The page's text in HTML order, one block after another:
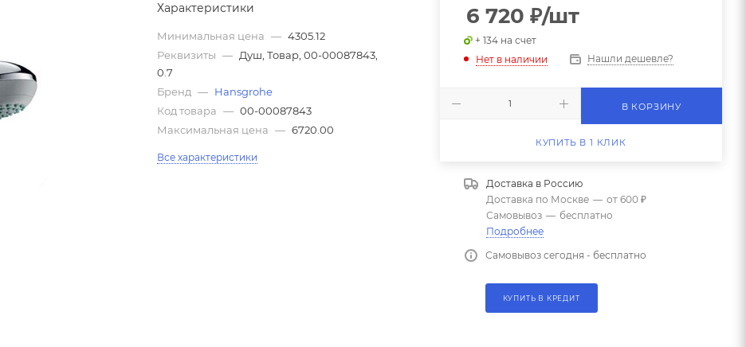
Характеристики
Минимальная цена — 4305.12
Реквизиты — Душ, Товар, 00-00087843,
0.7
Бренд — Hansgrohe
Код товара — 00-00087843
Максимальная цена — 6720.00
Все характеристики
6 720 ₽/шт
+ 134 на счет
Нет в наличии
Нашли дешевле?
В КОРЗИНУ
КУПИТЬ В 1 КЛИК
Доставка в Россию
Доставка по Москве — от 600 ₽
Самовывоз — бесплатно
Подробнее
Самовывоз сегодня - бесплатно
КУПИТЬ В КРЕДИТ